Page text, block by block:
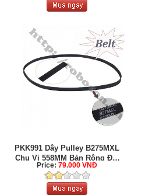
PKK991 Dây Pulley B275MXL
Chu Vi 558MM Bản Rộng Đai
...
Price: 79.000 VNĐ